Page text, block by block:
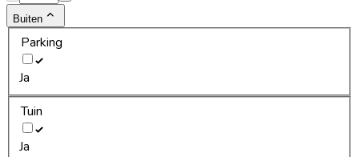
Buiten
Parking
Ja
Tuin
Ja